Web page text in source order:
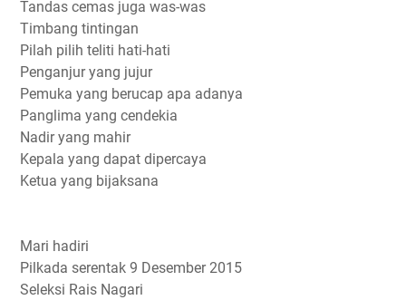
Tandas cemas juga was-was
Timbang tintingan
Pilah pilih teliti hati-hati
Penganjur yang jujur
Pemuka yang berucap apa adanya
Panglima yang cendekia
Nadir yang mahir
Kepala yang dapat dipercaya
Ketua yang bijaksana
Mari hadiri
Pilkada serentak 9 Desember 2015
Seleksi Rais Nagari